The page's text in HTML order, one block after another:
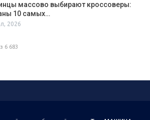
массово выбирают кроссоверы:
10 самых…
2026
6 683